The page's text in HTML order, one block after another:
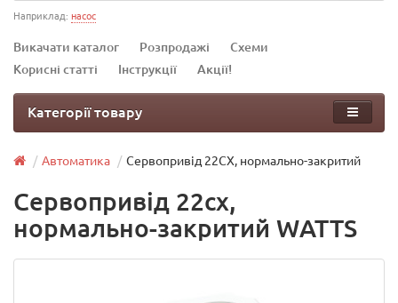
Наприклад: насос
Викачати каталог Розпродажі
Схеми
Корисні статті
Інструкції Акції!
Категорії товару
Автоматика Сервопривід 22CX, нормально-закритий
Сервопривід 22cx,
нормально-закритий WATTS